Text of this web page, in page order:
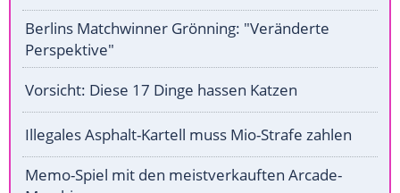
Berlins Matchwinner Grönning: "Veränderte
Perspektive"
Vorsicht: Diese 17 Dinge hassen Katzen
Illegales Asphalt-Kartell muss Mio-Strafe zahlen
Memo-Spiel mit den meistverkauften Arcade-